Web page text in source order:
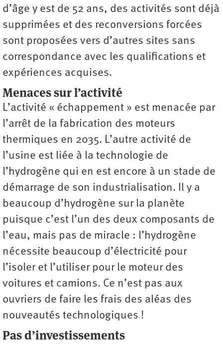
d’âge y est de 52 ans, des activités sont déjà
supprimées et des reconversions forcées
sont proposées vers d’autres sites sans
correspondance avec les qualifications et
expériences acquises.
Menaces sur l’activité
L’activité « échappement » est menacée par
l’arrêt de la fabrication des moteurs
thermiques en 2035. L’autre activité de
l’usine est liée à la technologie de
l’hydrogène qui en est encore à un stade de
démarrage de son industrialisation. Il y a
beaucoup d’hydrogène sur la planète
puisque c’est l’un des deux composants de
l’eau, mais pas de miracle : l’hydrogène
nécessite beaucoup d’électricité pour
l’isoler et l’utiliser pour le moteur des
voitures et camions. Ce n’est pas aux
ouvriers de faire les frais des aléas des
nouveautés technologiques !
Pas d’investissements